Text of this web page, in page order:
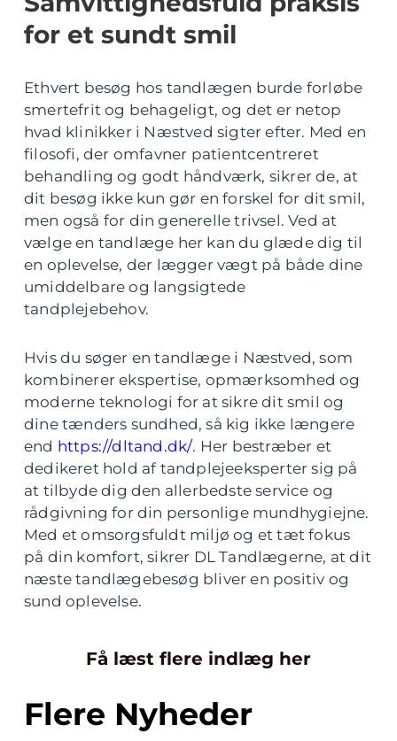
for et sundt smil
Ethvert besøg hos tandlægen burde forløbe
smertefrit og behageligt, og det er netop
hvad klinikker i Næstved sigter efter. Med en
filosofi, der omfavner patientcentreret
behandling og godt håndværk, sikrer de, at
dit besøg ikke kun gør en forskel for dit smil,
men også for din generelle trivsel. Ved at
vælge en tandlæge her kan du glæde dig til
en oplevelse, der lægger vægt på både dine
umiddelbare og langsigtede
tandplejebehov.
Hvis du søger en tandlæge i Næstved, som
kombinerer ekspertise, opmærksomhed og
moderne teknologi for at sikre dit smil og
dine tænders sundhed, så kig ikke længere
end https://dltand.dk/. Her bestræber et
dedikeret hold af tandplejeeksperter sig på
at tilbyde dig den allerbedste service og
rådgivning for din personlige mundhygiejne.
Med et omsorgsfuldt miljø og et tæt fokus
på din komfort, sikrer DL Tandlægerne, at dit
næste tandlægebesøg bliver en positiv og
sund oplevelse.
Få læst flere indlæg her
Flere Nyheder